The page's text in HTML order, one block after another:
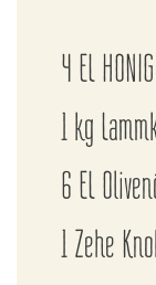
4 EL
1 kg
6 EL
1 Zehe